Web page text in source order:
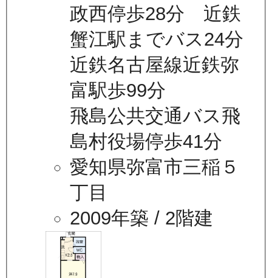
政西停歩28分 近鉄
蟹江駅までバス24分
近鉄名古屋線近鉄弥
富駅歩99分
飛島公共交通バス飛
島村役場停歩41分
愛知県弥富市三稲５
丁目
2009年築 / 2階建